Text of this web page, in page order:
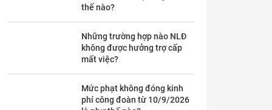
thế nào?
Những trường hợp nào NLĐ
không được hưởng trợ cấp
mất việc?
Mức phạt không đóng kinh
phí công đoàn từ 10/9/2026